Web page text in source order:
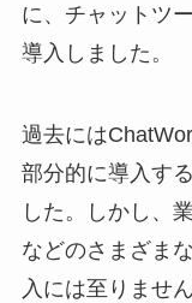
に、チャットツ
導入しました。
過去には
部分的に導入す
した。しかし、
などのさまざま
入には至りませ